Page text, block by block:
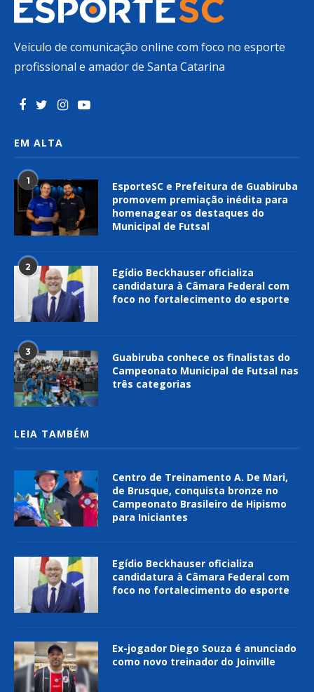
Veículo de comunicação online com foco no esporte
profissional e amador de Santa Catarina
EM ALTA
1
EsporteSC e Prefeitura de Guabiruba
promovem premiação inédita para
homenagear os destaques do
Municipal de Futsal
2
Egídio Beckhauser oficializa
candidatura à Câmara Federal com
foco no fortalecimento do esporte
3
Guabiruba conhece os finalistas do
Campeonato Municipal de Futsal nas
três categorias
LEIA TAMBÉM
Centro de Treinamento A. De Mari,
de Brusque, conquista bronze no
Campeonato Brasileiro de Hipismo
para Iniciantes
Egídio Beckhauser oficializa
candidatura à Câmara Federal com
foco no fortalecimento do esporte
Ex-jogador Diego Souza é anunciado
como novo treinador do Joinville